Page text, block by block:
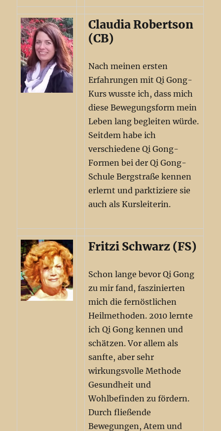
Claudia Robertson
(CB)
Nach meinen ersten
Erfahrungen mit Qi Gong-
Kurs wusste ich, dass mich
diese Bewegungsform mein
Leben lang begleiten würde.
Seitdem habe ich
verschiedene Qi Gong-
Formen bei der Qi Gong-
Schule Bergstraße kennen
erlernt und parktiziere sie
auch als Kursleiterin.
Fritzi Schwarz (FS)
Schon lange bevor Qi Gong
zu mir fand, faszinierten
mich die fernöstlichen
Heilmethoden. 2010 lernte
ich Qi Gong kennen und
schätzen. Vor allem als
sanfte, aber sehr
wirkungsvolle Methode
Gesundheit und
Wohlbefinden zu fördern.
Durch fließende
Bewegungen, Atem und